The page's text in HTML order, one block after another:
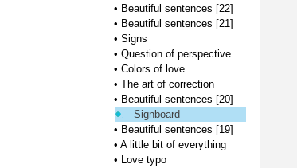
• Beautiful sentences [22]
• Beautiful sentences [21]
• Signs
• Question of perspective
• Colors of love
• The art of correction
• Beautiful sentences [20]
Signboard
• Beautiful sentences [19]
• A little bit of everything
• Love typo